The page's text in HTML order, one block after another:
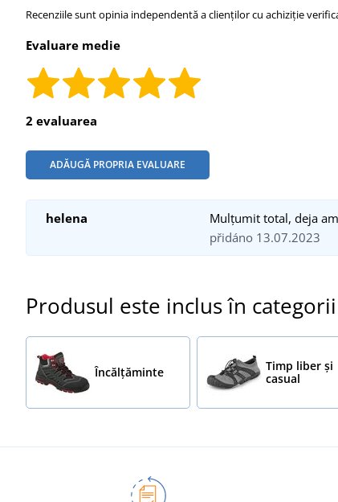
Recenziile sunt opinia independentă a clienților cu achiziție
Evaluare medie
2 evaluarea
ADĂUGĂ PROPRIA EVALUARE
helena
Mulțumit total, deja
přidáno 13.07.2023
Produsul este inclus în categorii
Încălţăminte
Timp liber și
casual